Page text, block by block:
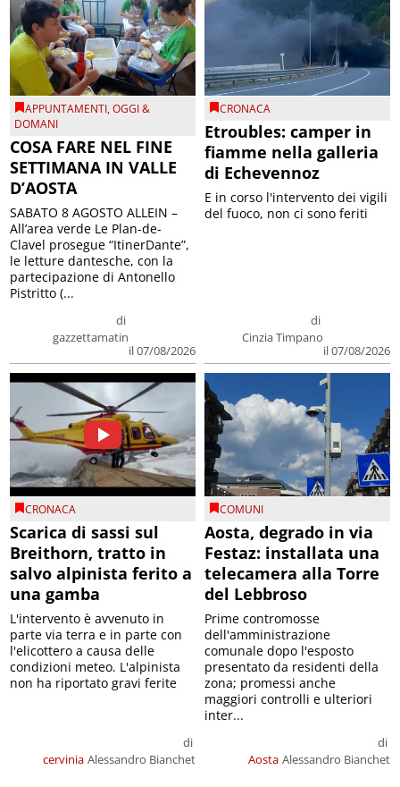
APPUNTAMENTI,OGGI &
DOMANI
COSA FARE NEL FINE
SETTIMANA IN VALLE
D’AOSTA
di
gazzettamatin
il 07/08/2026
SABATO 8 AGOSTO ALLEIN –
All’area verde Le Plan-de-
Clavel prosegue “ItinerDante”,
le letture dantesche, con la
partecipazione di Antonello
Pistritto (...
CRONACA
Etroubles: camper in
fiamme nella galleria
di Echevennoz
di
Cinzia Timpano
il 07/08/2026
E in corso l'intervento dei vigili
del fuoco, non ci sono feriti
CRONACA
Scarica di sassi sul
Breithorn, tratto in
salvo alpinista ferito a
una gamba
cervinia
di
Alessandro Bianchet
L'intervento è avvenuto in
parte via terra e in parte con
l'elicottero a causa delle
condizioni meteo. L'alpinista
non ha riportato gravi ferite
COMUNI
Aosta, degrado in via
Festaz: installata una
telecamera alla Torre
del Lebbroso
Aosta
di
Alessandro Bianchet
Prime contromosse
dell'amministrazione
comunale dopo l'esposto
presentato da residenti della
zona; promessi anche
maggiori controlli e ulteriori
inter...